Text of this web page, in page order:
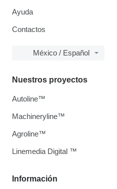
Ayuda
Contactos
México / Español
Información
Nuestros proyectos
Autoline™
Machineryline™
Agroline™
Linemedia Digital ™